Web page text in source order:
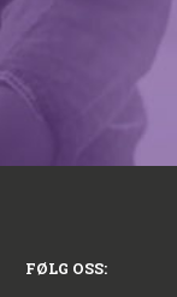
FØLG OSS: